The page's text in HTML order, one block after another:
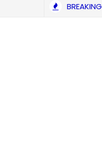
BREAKING
CHYNOMIRANDA